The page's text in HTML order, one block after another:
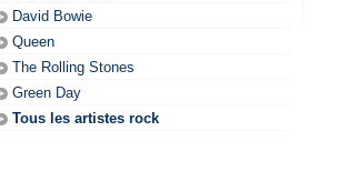
David Bowie
Queen
The Rolling Stones
Green Day
Tous les artistes rock